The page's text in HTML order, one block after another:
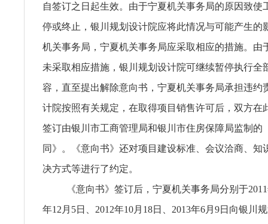
自签订之日起生效。由于宁夏机关事务局的原因致使
停或终止，银川规划设计院应将此情况与可能产生的
机关事务局，宁夏机关事务局应采取相应的措施。由
未采取相应措施，银川规划设计院可继续暂停执行全
容，直至提出解除意向书，宁夏机关事务局承担违约
计院按照有关规定，在取得项目销售许可后，双方在
签订由银川市工商管理局和银川市住房保障局监制的
同》。《意向书》还对项目建设标准、会议洽商、知
决方式等进行了约定。
《意向书》签订后，宁夏机关事务局分别于
年12月5日、2012年10月18日、2013年6月9日向银川